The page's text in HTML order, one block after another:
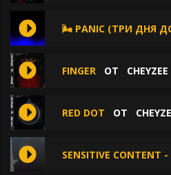
🌬️ PANIC (ТРИ ДНЯ
FINGER ОТ CHEYZEE
RED DOT ОТ
SENSITIVE CONTENT -